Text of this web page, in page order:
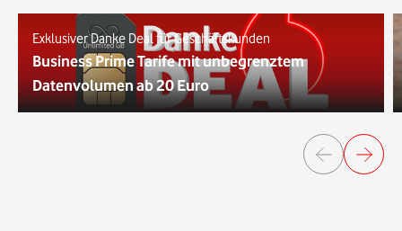
Exklusiver Danke Deal für Geschäftskunden
Business Prime Tarife mit unbegrenztem
Datenvolumen ab 20 Euro